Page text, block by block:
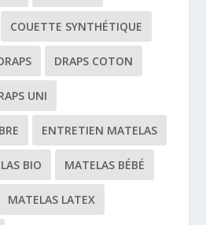
COUETTE SYNTHÉTIQUE
DRAPS COTON
UNI
ENTRETIEN MATELAS
BIO MATELAS BÉBÉ
MATELAS LATEX